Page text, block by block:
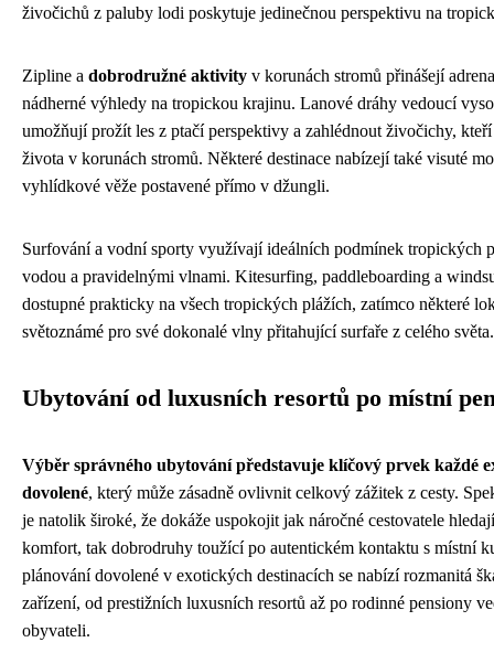
živočichů z paluby lodi poskytuje jedinečnou perspektivu na
Zipline a dobrodružné aktivity v korunách stromů přinášejí
nádherné výhledy na tropickou krajinu. Lanové dráhy vedoucí
umožňují prožít les z ptačí perspektivy a zahlédnout živočichy,
života v korunách stromů. Některé destinace nabízejí také visuté
vyhlídkové věže postavené přímo v džungli.
Surfování a vodní sporty využívají ideálních podmínek tropických
vodou a pravidelnými vlnami. Kitesurfing, paddleboarding a
dostupné prakticky na všech tropických plážích, zatímco některé
světoznámé pro své dokonalé vlny přitahující surfaře z celého světa.
Ubytování od luxusních resortů po místní
Výběr správného ubytování představuje klíčový prvek každé
dovolené, který může zásadně ovlivnit celkový zážitek z cesty.
je natolik široké, že dokáže uspokojit jak náročné cestovatele
komfort, tak dobrodruhy toužící po autentickém kontaktu s místní
plánování dovolené v exotických destinacích se nabízí rozmanitá
zařízení, od prestižních luxusních resortů až po rodinné pensiony
obyvateli.